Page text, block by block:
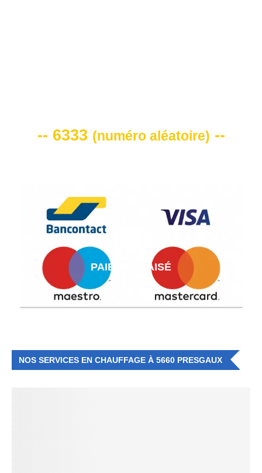
-- 6333 (numéro aléatoire) --
PAIEMENT AISÉ
NOS SERVICES EN CHAUFFAGE À 5660 PRESGAUX